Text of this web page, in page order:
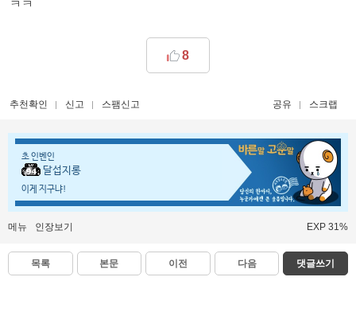
ㅋㅋ
8
추천확인 신고 스팸신고 공유 스크랩
초 인벤인
달섭지롱
이게 지구냐!
메뉴 인장보기 EXP 31%
목록 본문 이전 다음 댓글쓰기